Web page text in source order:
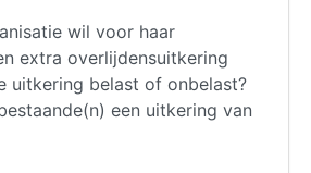
wil voor haar
extra overlijdensuitkering
uitkering belast of onbelast?
een uitkering van